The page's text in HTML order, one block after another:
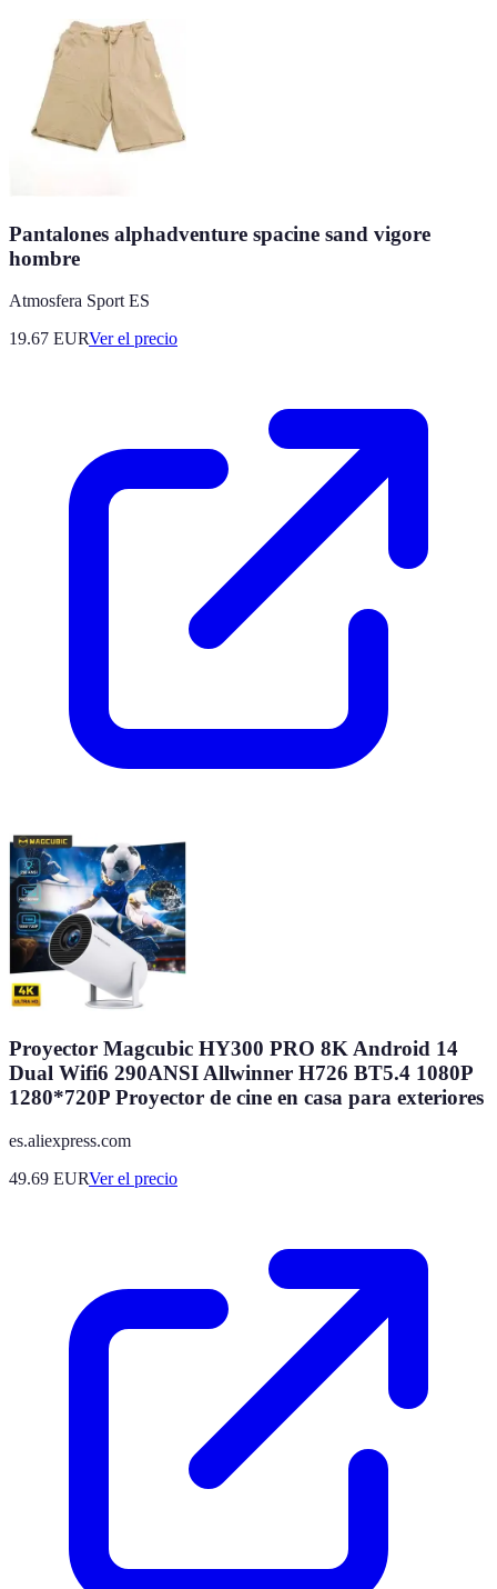
Pantalones alphadventure spacine sand vigore
hombre
Atmosfera Sport ES
19.67 EURVer el precio
Proyector Magcubic HY300 PRO 8K Android 14
Dual Wifi6 290ANSI Allwinner H726 BT5.4 1080P
1280*720P Proyector de cine en casa para exteriores
es.aliexpress.com
49.69 EURVer el precio